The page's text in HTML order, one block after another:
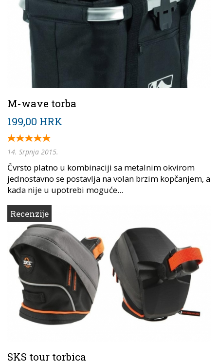
M-wave torba
199,00 HRK
14. Srpnja 2015.
Čvrsto platno u kombinaciji sa metalnim okvirom
jednostavno se postavlja na volan brzim kopčanjem, a
kada nije u upotrebi moguće...
Recenzije
SKS tour torbica